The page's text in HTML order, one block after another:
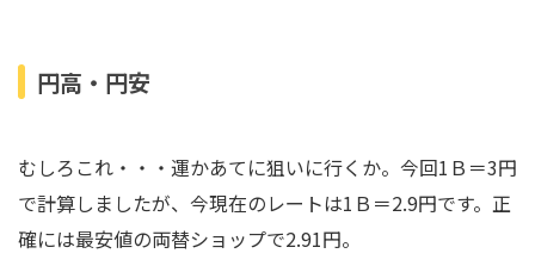
円高・円安
むしろこれ・・・運かあてに狙いに行くか。今回1Ｂ＝3円
で計算しましたが、今現在のレートは1Ｂ＝2.9円です。正
確には最安値の両替ショップで2.91円。